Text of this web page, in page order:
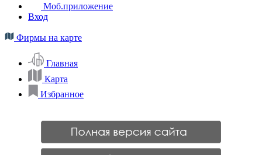
Моб.приложение
Вход
Фирмы на карте
Главная
Карта
Избранное